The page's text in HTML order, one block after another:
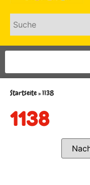
Startseite»1138
1138